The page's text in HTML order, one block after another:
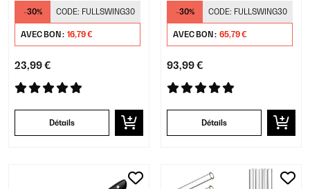
-30% CODE: FULLSWING30
AVEC BON : 16,79 €
23,99 €
Détails
-30% CODE: FULLSWING30
AVEC BON : 65,79 €
93,99 €
Détails